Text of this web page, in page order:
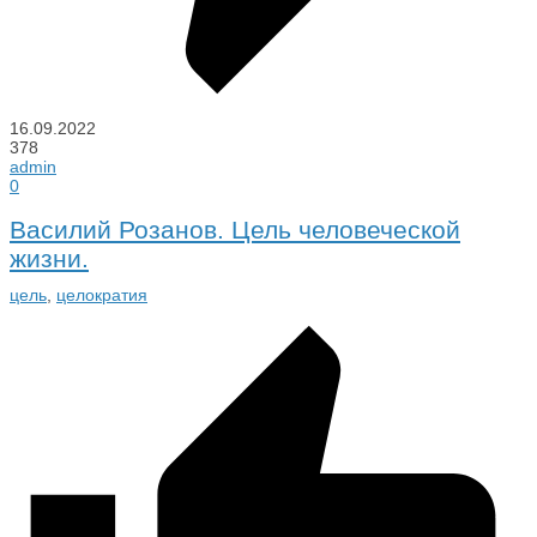
16.09.2022
378
admin
0
Василий Розанов. Цель человеческой
жизни.
цель целократия